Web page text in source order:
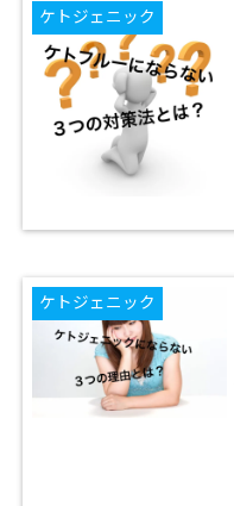
ケトジェニック
ケトジェニック